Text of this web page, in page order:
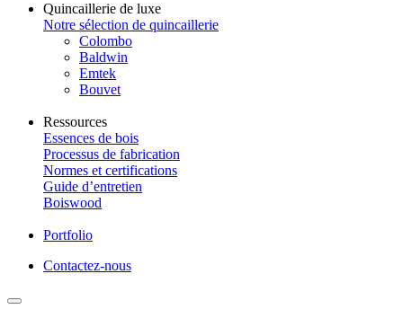
Quincaillerie de luxe
Notre sélection de quincaillerie
Colombo
Baldwin
Emtek
Bouvet
Ressources
Essences de bois
Processus de fabrication
Normes et certifications
Guide d’entretien
Boiswood
Portfolio
Contactez-nous